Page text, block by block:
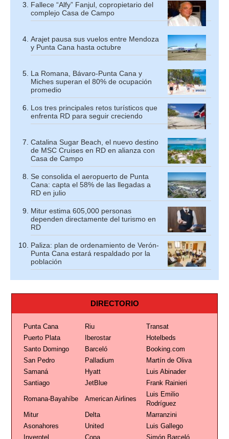
Fallece “Alfy” Fanjul, copropietario del
complejo Casa de Campo
Arajet pausa sus vuelos entre Mendoza
y Punta Cana hasta octubre
La Romana, Bávaro-Punta Cana y
Miches superan el 80% de ocupación
promedio
Los tres principales retos turísticos que
enfrenta RD para seguir creciendo
Catalina Sugar Beach, el nuevo destino
de MSC Cruises en RD en alianza con
Casa de Campo
Se consolida el aeropuerto de Punta
Cana: capta el 58% de las llegadas a
RD en julio
Mitur estima 605,000 personas
dependen directamente del turismo en
RD
Paliza: plan de ordenamiento de Verón-
Punta Cana estará respaldado por la
población
DIRECTORIO
Punta Cana Riu
Transat
Puerto Plata
Iberostar
Hotelbeds
Santo Domingo
Barceló
Booking.com
San Pedro
Palladium
Martín de Oliva
Samaná
Hyatt
Luis Abinader
Santiago
JetBlue Frank Rainieri
Romana-Bayahíbe American Airlines
Luis Emilio
Rodríguez
Mitur
Delta
Marranzini
Asonahores
United
Luis Gallego
Inverotel
Copa Simón Barceló